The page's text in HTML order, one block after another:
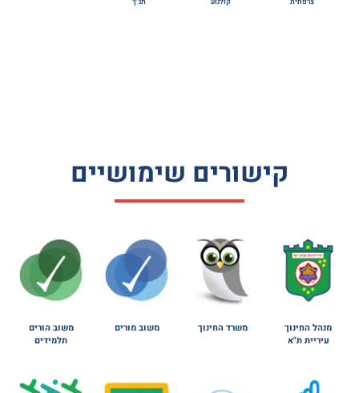
צרפתית קולנוע
קישורים שימושיים
מנהל החינוך
עיריית ת"א
משרד החינוך משוב מורים
משוב הורים
תלמידים